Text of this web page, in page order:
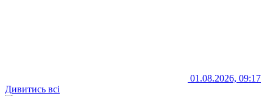
01.08.2026, 09:17
Дивитись всі